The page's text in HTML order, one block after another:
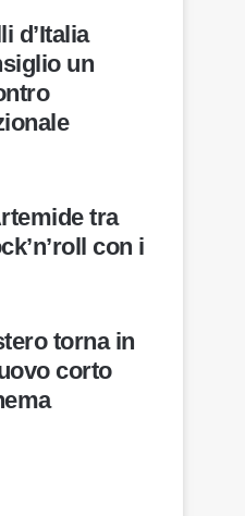
d’Italia
un
tra
con i
torna in
corto